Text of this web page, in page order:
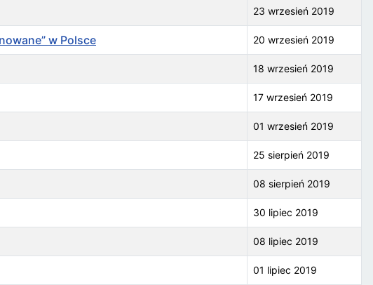
23 wrzesień 2019
w Polsce 20 wrzesień 2019
18 wrzesień 2019
17 wrzesień 2019
01 wrzesień 2019
25 sierpień 2019
08 sierpień 2019
30 lipiec 2019
08 lipiec 2019
01 lipiec 2019